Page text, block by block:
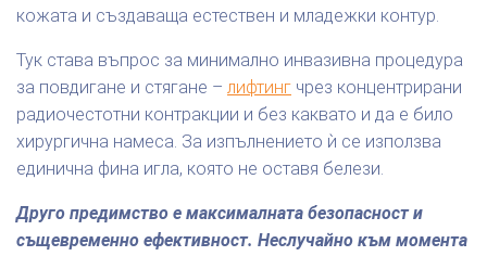
кожата и създаваща естествен и младежки контур.
Тук става въпрос за минимално инвазивна процедура
за повдигане и стягане – лифтинг чрез концентрирани
радиочестотни контракции и без каквато и да е било
хирургична намеса. За изпълнението ѝ се използва
единична фина игла, която не оставя белези.
Друго предимство е максималната безопасност и
същевременно ефективност. Неслучайно към момента